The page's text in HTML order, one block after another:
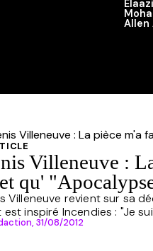
Allen
Villeneuve :
qu'
Villeneuve revient sur sa
inspiré Incendies : "Je
31/08/2012